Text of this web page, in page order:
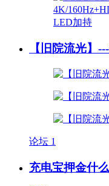
【旧院流光】
论坛 1
充电宝押金什